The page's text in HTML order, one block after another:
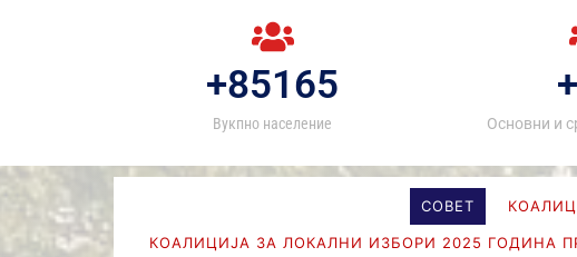
Вукпно население
+85165
Основни и
+
СОВЕТ
КОАЛИЦИЈА ЗА ЛОКАЛНИ ИЗБОРИ 2025 ГОДИНА